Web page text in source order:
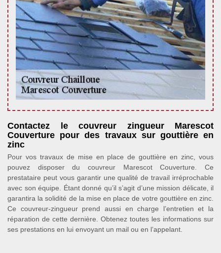
Contactez le couvreur zingueur Marescot
Couverture pour des travaux sur gouttière en
zinc
Pour vos travaux de mise en place de gouttière en zinc, vous
pouvez disposer du couvreur Marescot Couverture. Ce
prestataire peut vous garantir une qualité de travail irréprochable
avec son équipe. Étant donné qu’il s’agit d’une mission délicate, il
garantira la solidité de la mise en place de votre gouttière en zinc.
Ce couvreur-zingueur prend aussi en charge l’entretien et la
réparation de cette dernière. Obtenez toutes les informations sur
ses prestations en lui envoyant un mail ou en l’appelant.